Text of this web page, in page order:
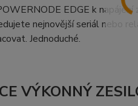
EDGE k
nejnovější seriál nebo
Jednoduché.
VÝKONNÝ